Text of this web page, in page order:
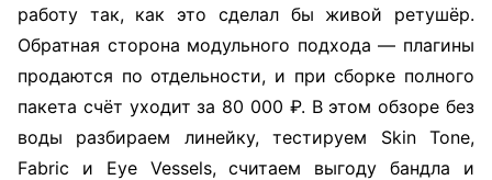
работу так, как это сделал бы живой ретушёр.
Обратная сторона модульного подхода — плагины
продаются по отдельности, и при сборке полного
пакета счёт уходит за 80 000 ₽. В этом обзоре без
воды разбираем линейку, тестируем Skin Tone,
Fabric и Eye Vessels, считаем выгоду бандла и